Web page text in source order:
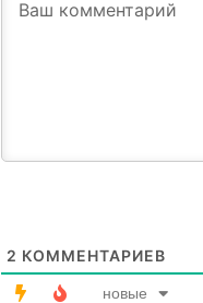
2 КОММЕНТАРИЕВ
новые